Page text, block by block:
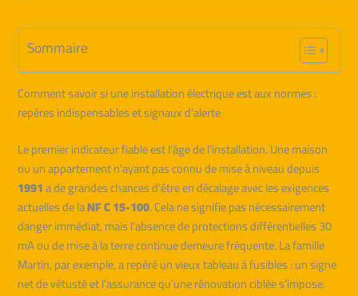
Sommaire
Comment savoir si une installation électrique est aux normes :
repères indispensables et signaux d’alerte
Le premier indicateur fiable est l’âge de l’installation. Une maison
ou un appartement n’ayant pas connu de mise à niveau depuis
1991a de grandes chances d’être en décalage avec les exigences
actuelles de laNF C 15-100. Cela ne signifie pas nécessairement
danger immédiat, mais l’absence de protections différentielles 30
mA ou de mise à la terre continue demeure fréquente. La famille
Martin, par exemple, a repéré un vieux tableau à fusibles : un signe
net de vétusté et l’assurance qu’une rénovation ciblée s’impose.